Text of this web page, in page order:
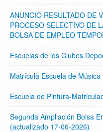
ANUNCIO RESULTADO DE
PROCESO SELECTIVO DE
BOLSA DE EMPLEO
Escuelas de los Clubes
Matrícula Escuela de
Escuela de Pintura-
Segunda Ampliación Bolsa
(actualizado 17-06-2026)